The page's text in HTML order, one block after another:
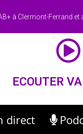
à Clermont-Ferrand
ECOUTER
direct